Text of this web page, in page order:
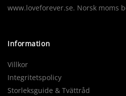
www.loveforever.se. Norsk moms
Information
Villkor
Integritetspolicy
Storleksguide & Tvättråd